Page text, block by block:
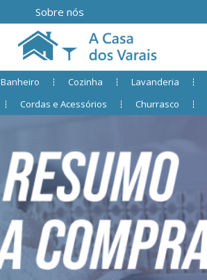
Sobre nós
Banheiro Cozinha Lavanderia
Cordas e Acessórios Churrasco